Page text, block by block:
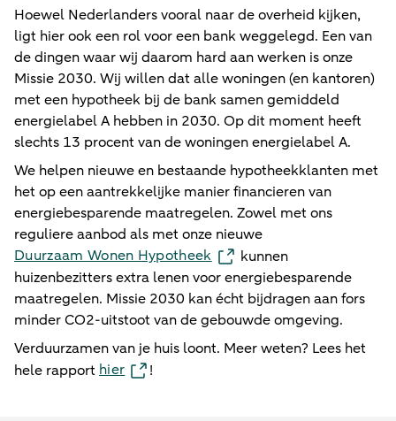
Hoewel Nederlanders vooral naar de overheid kijken,
ligt hier ook een rol voor een bank weggelegd. Een van
de dingen waar wij daarom hard aan werken is onze
Missie 2030. Wij willen dat alle woningen (en kantoren)
met een hypotheek bij de bank samen gemiddeld
energielabel A hebben in 2030. Op dit moment heeft
slechts 13 procent van de woningen energielabel A.
We helpen nieuwe en bestaande hypotheekklanten met
het op een aantrekkelijke manier financieren van
energiebesparende maatregelen. Zowel met ons
reguliere aanbod als met onze nieuwe
Duurzaam Wonen Hypotheek
kunnen
huizenbezitters extra lenen voor energiebesparende
maatregelen. Missie 2030 kan écht bijdragen aan fors
minder CO2-uitstoot van de gebouwde omgeving.
Verduurzamen van je huis loont. Meer weten? Lees het
hele rapport hier !